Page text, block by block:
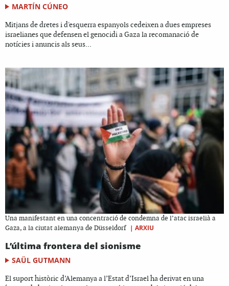
MARTÍN CÚNEO
Mitjans de dretes i d'esquerra espanyols cedeixen a dues empreses
israelianes que defensen el genocidi a Gaza la recomanació de
notícies i anuncis als seus...
Una manifestant en una concentració de condemna de l’atac israelià a
Gaza, a la ciutat alemanya de Düsseldorf | ARXIU
L’última frontera del sionisme
SAÜL GUTMANN
El suport històric d’Alemanya a l’Estat d’Israel ha derivat en una